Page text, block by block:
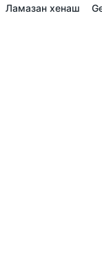
Ламазан хенаш